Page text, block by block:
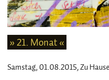
» 21. Monat «
Samstag, 01.08.2015, Zu